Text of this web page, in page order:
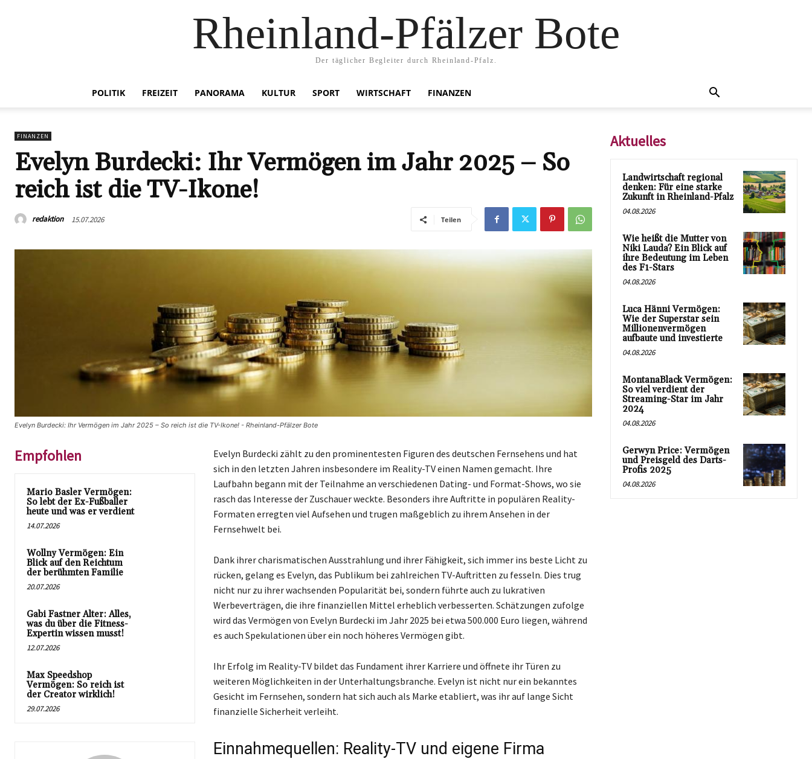
Rheinland-Pfälzer Bote
Der täglicher Begleiter durch Rheinland-Pfalz.
POLITIK FREIZEIT PANORAMA KULTUR SPORT WIRTSCHAFT FINANZEN
FINANZEN
Evelyn Burdecki: Ihr Vermögen im Jahr 2025 – So
reich ist die TV-Ikone!
redaktion 15.07.2026 Teilen
Evelyn Burdecki: Ihr Vermögen im Jahr 2025 – So reich ist die TV-Ikone! - Rheinland-Pfälzer Bote
Empfohlen
Mario Basler Vermögen:
So lebt der Ex-Fußballer
heute und was er verdient
14.07.2026
Wollny Vermögen: Ein
Blick auf den Reichtum
der berühmten Familie
20.07.2026
Gabi Fastner Alter: Alles,
was du über die Fitness-
Expertin wissen musst!
12.07.2026
Max Speedshop
Vermögen: So reich ist
der Creator wirklich!
29.07.2026
Evelyn Burdecki zählt zu den prominentesten Figuren des deutschen Fernsehens und hat
sich in den letzten Jahren insbesondere im Reality-TV einen Namen gemacht. Ihre
Laufbahn begann mit der Teilnahme an verschiedenen Dating- und Format-Shows, wo sie
rasch das Interesse der Zuschauer weckte. Besonders ihre Auftritte in populären Reality-
Formaten erregten viel Aufsehen und trugen maßgeblich zu ihrem Ansehen in der
Fernsehwelt bei.
Dank ihrer charismatischen Ausstrahlung und ihrer Fähigkeit, sich immer ins beste Licht zu
rücken, gelang es Evelyn, das Publikum bei zahlreichen TV-Auftritten zu fesseln. Dies trug
nicht nur zu ihrer wachsenden Popularität bei, sondern führte auch zu lukrativen
Werbeverträgen, die ihre finanziellen Mittel erheblich verbesserten. Schätzungen zufolge
wird das Vermögen von Evelyn Burdecki im Jahr 2025 bei etwa 500.000 Euro liegen, während
es auch Spekulationen über ein noch höheres Vermögen gibt.
Ihr Erfolg im Reality-TV bildet das Fundament ihrer Karriere und öffnete ihr Türen zu
weiteren Möglichkeiten in der Unterhaltungsbranche. Evelyn ist nicht nur ein bekanntes
Gesicht im Fernsehen, sondern hat sich auch als Marke etabliert, was ihr auf lange Sicht
finanzielle Sicherheit verleiht.
Einnahmequellen: Reality-TV und eigene Firma
Aktuelles
Landwirtschaft regional
denken: Für eine starke
Zukunft in Rheinland-Pfalz
04.08.2026
Wie heißt die Mutter von
Niki Lauda? Ein Blick auf
ihre Bedeutung im Leben
des F1-Stars
04.08.2026
Luca Hänni Vermögen:
Wie der Superstar sein
Millionenvermögen
aufbaute und investierte
04.08.2026
MontanaBlack Vermögen:
So viel verdient der
Streaming-Star im Jahr
2024
04.08.2026
Gerwyn Price: Vermögen
und Preisgeld des Darts-
Profis 2025
04.08.2026